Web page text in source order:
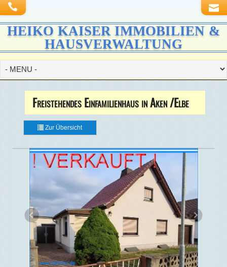
HEIKO KAISER IMMOBILIEN &
HAUSVERWALTUNG
Freistehendes Einfamilienhaus in Aken /Elbe
Zur Übersicht